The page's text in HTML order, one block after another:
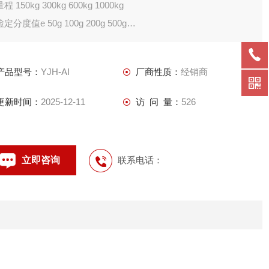
量程 150kg 300kg 600kg 1000kg
检定分度值e 50g 100g 200g 500g
品型号： YJH-AI 厂商性质： 经销商
新时间： 2025-12-11 访 问 量： 526
立即咨询 联系电话：